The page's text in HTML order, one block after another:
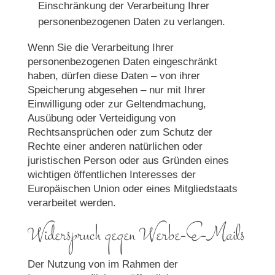
Einschränkung der Verarbeitung Ihrer
personenbezogenen Daten zu verlangen.
Wenn Sie die Verarbeitung Ihrer
personenbezogenen Daten eingeschränkt
haben, dürfen diese Daten – von ihrer
Speicherung abgesehen – nur mit Ihrer
Einwilligung oder zur Geltendmachung,
Ausübung oder Verteidigung von
Rechtsansprüchen oder zum Schutz der
Rechte einer anderen natürlichen oder
juristischen Person oder aus Gründen eines
wichtigen öffentlichen Interesses der
Europäischen Union oder eines Mitgliedstaats
verarbeitet werden.
Widerspruch gegen Werbe-E-Mails
Der Nutzung von im Rahmen der